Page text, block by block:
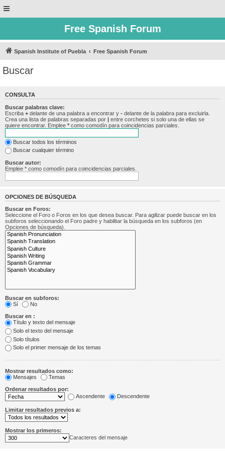
Free Spanish Forum
Spanish Institute of Puebla Free Spanish Forum
Buscar
CONSULTA
Buscar palabras clave:
Escriba + delante de una palabra a encontrar y - delante de la palabra para excluirla.
Crea una lista de palabras separadas por | entre corchetes si solo una de ellas se
quiere encontrar. Emplee * como comodín para coincidencias parciales.
Buscar todos los términos
Buscar cualquier término
Buscar autor:
Emplee * como comodín para coincidencias parciales.
OPCIONES DE BÚSQUEDA
Buscar en Foros:
Seleccione el Foro o Foros en los que desea buscar. Para agilizar puede buscar en los
subforos seleccionando el Foro padre y habilitar la búsqueda en los subforos (en
Opciones de búsqueda).
Buscar en subforos:
Sí
No
Buscar en :
Título y texto del mensaje
Solo el texto del mensaje
Solo títulos
Solo el primer mensaje de los temas
Mostrar resultados como:
Mensajes
Temas
Ordenar resultados por:
Ascendente
Descendente
Limitar resultados previos a:
Mostrar los primeros:
Caracteres del mensaje